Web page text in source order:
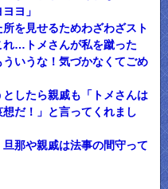
ヨ」
を見せるためわざわざスト
れ…トメさんが私を蹴った
いうな！気づかなくてごめ
したら親戚も「トメさんは
だ！」と言ってくれまし
那や親戚は法事の間守って